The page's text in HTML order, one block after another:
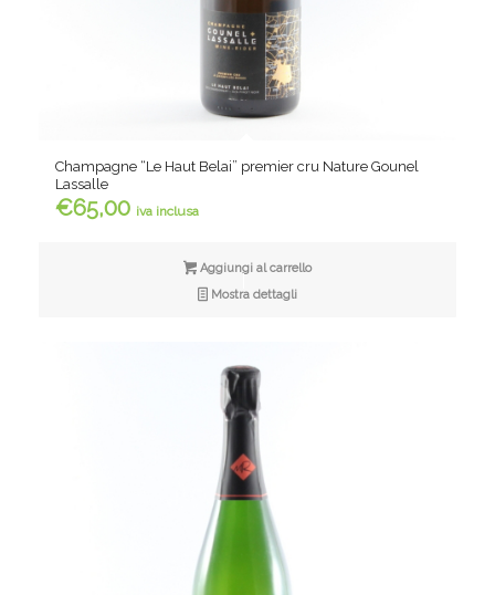
Champagne “Le Haut Belai” premier cru Nature Gounel
Lassalle
€65,00 iva inclusa
Aggiungi al carrello
Mostra dettagli